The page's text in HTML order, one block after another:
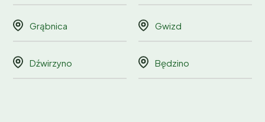
Grąbnica Gwizd
Dźwirzyno Będzino